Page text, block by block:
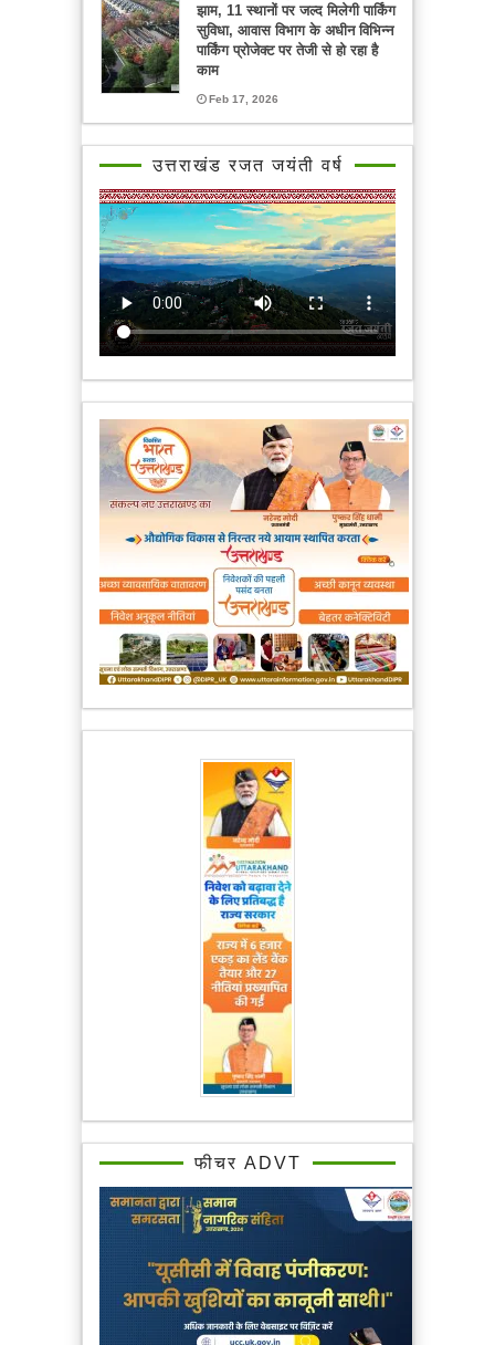
झाम, 11 स्थानों पर जल्द मिलेगी पार्किंग
सुविधा, आवास विभाग के अधीन विभिन्न
पार्किंग प्रोजेक्ट पर तेजी से हो रहा है
काम
Feb 17, 2026
उत्तराखंड रजत जयंती वर्ष
फीचर ADVT